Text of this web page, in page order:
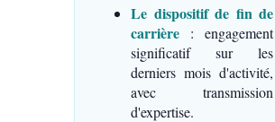
Le dispositif de fin de
carrière : engagement
significatif sur les
derniers mois d'activité,
avec transmission
d'expertise.